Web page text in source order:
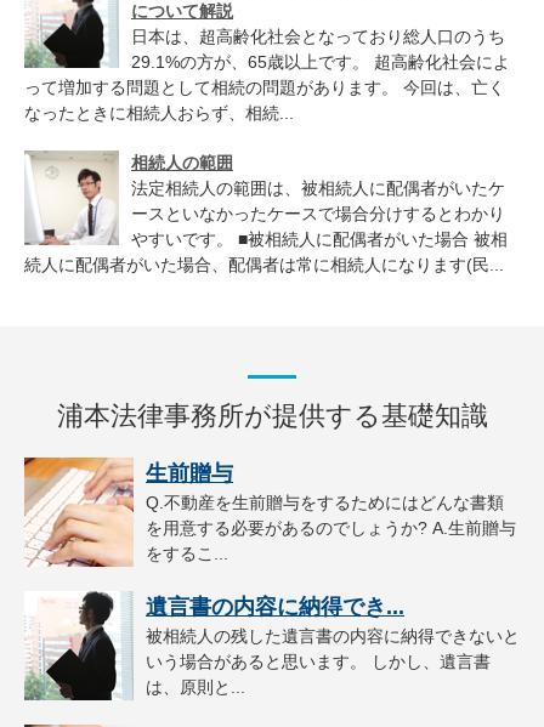
について解説
日本は、超高齢化社会となっており総人口のうち
29.1%の方が、65歳以上です。 超高齢化社会によ
って増加する問題として相続の問題があります。 今回は、亡く
なったときに相続人おらず、相続...
相続人の範囲
法定相続人の範囲は、被相続人に配偶者がいたケ
ースといなかったケースで場合分けするとわかり
やすいです。 ■被相続人に配偶者がいた場合 被相
続人に配偶者がいた場合、配偶者は常に相続人になります(民...
浦本法律事務所が提供する基礎知識
生前贈与
Q.不動産を生前贈与をするためにはどんな書類
を用意する必要があるのでしょうか? A.生前贈与
をするこ...
遺言書の内容に納得でき...
被相続人の残した遺言書の内容に納得できないと
いう場合があると思います。 しかし、遺言書
は、原則と...